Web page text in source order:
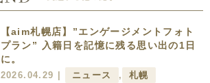
【aim札幌店】”エンゲージメントフォト
プラン” 入籍日を記憶に残る思い出の1日
に。
2026.04.29 | ニュース , 札幌